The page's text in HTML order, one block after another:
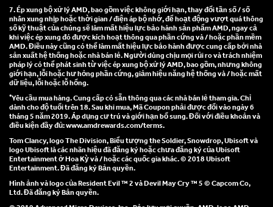
7. Ép xung bộ xử lý AMD, bao gồm việc không giới hạn, thay đổi tần số / số
nhân xung nhịp hoặc thời gian / điện áp bộ nhớ, để hoạt động vượt quá thông
số kỹ thuật của chúng sẽ làm mất hiệu lực bảo hành sản phẩm AMD, ngay cả
khi việc ép xung đó được kích hoạt thông qua phần cứng và / hoặc phần mềm
AMD. Điều này cũng có thể làm mất hiệu lực bảo hành được cung cấp bởi nhà
sản xuất hệ thống hoặc nhà bán lẻ. Người dùng chịu mọi rủi ro và trách nhiệm
pháp lý có thể phát sinh từ việc ép xung bộ xử lý AMD, bao gồm, nhưng không
giới hạn, lỗi hoặc hư hỏng phần cứng, giảm hiệu năng hệ thống và / hoặc mất
dữ liệu, lỗi hoặc lỗ hổng.
*Yêu cầu mua hàng. Cung cấp có sẵn thông qua các nhà bán lẻ tham gia. Chỉ
dành cho độ tuổi trên 18. Sau khi mua, Mã Coupon phải được đổi vào ngày 6
tháng 5 năm 2019. Áp dụng cư trú và giới hạn bổ sung. Đối với điều khoản và
điều kiện đầy đủ: www.amdrewards.com/terms.
Tom Clancy, logo The Division, Biểu tượng the Soldier, Snowdrop, Ubisoft và
logo Ubisoft là các nhãn hiệu đã đăng ký hoặc chưa đăng ký của Ubisoft
Entertainment ở Hoa Kỳ và / hoặc các quốc gia khác. © 2018 Ubisoft
Entertainment. Đã đăng ký Bản quyền.
Hình ảnh và logo của Resident Evil ™ 2 và Devil May Cry ™ 5 © Capcom Co,
Ltd. Đã đăng ký Bản quyền.